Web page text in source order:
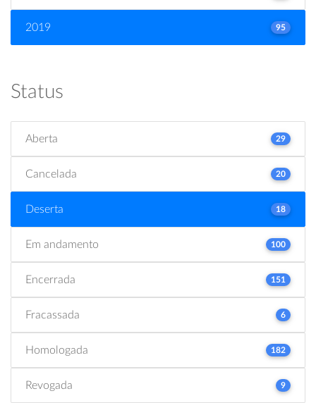
2019 95
Status
Aberta 29
Cancelada 20
Deserta 18
Em andamento 100
Encerrada 151
Fracassada 6
Homologada 182
Revogada 9